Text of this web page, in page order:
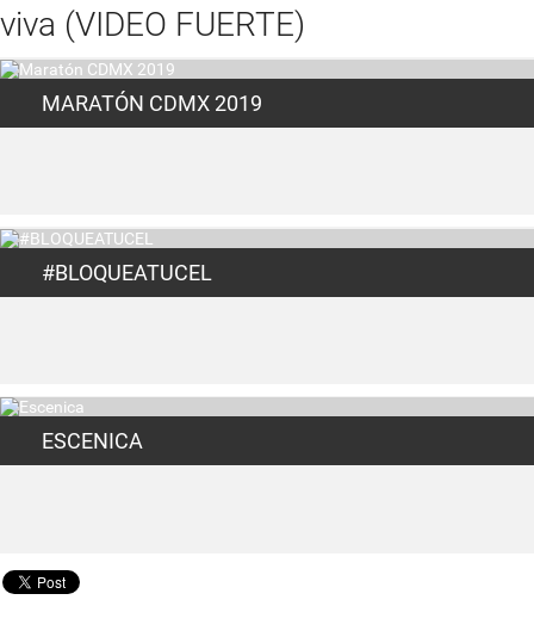
viva (VIDEO FUERTE)
MARATÓN CDMX 2019
#BLOQUEATUCEL
ESCENICA